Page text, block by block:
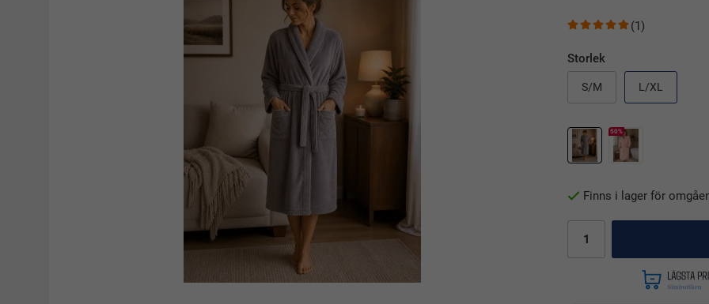
(1)
Storlek
S/M L/XL
50%
Finns i lager för